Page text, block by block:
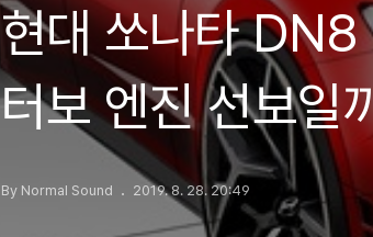
현대 쏘나타
터보 엔진 선보일
By Normal Sound 2019. 8. 28. 20:49